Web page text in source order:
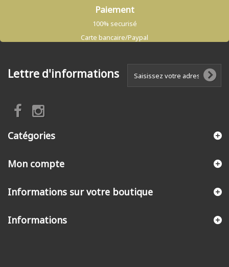
Paiement
100% securisé
Carte bancaire/Paypal
Lettre d'informations
Catégories
Mon compte
Informations sur votre boutique
Informations